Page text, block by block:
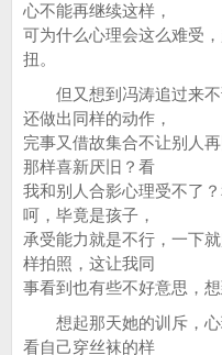
心不能再继续这样，
可为什么心理会这么难受
扭。
但又想到冯涛追过来不
还做出同样的动作，
完事又借故集合不让别人
那样喜新厌旧？看
我和别人合影心理受不了
呵，毕竟是孩子，
承受能力就是不行，一下
样拍照，这让我同
事看到也有些不好意思，
想起那天她的训斥，心
看自己穿丝袜的样